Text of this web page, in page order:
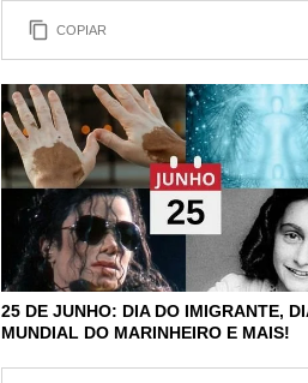
COPIAR
25 DE JUNHO: DIA DO IMIGRANTE,
MUNDIAL DO MARINHEIRO E MAIS!